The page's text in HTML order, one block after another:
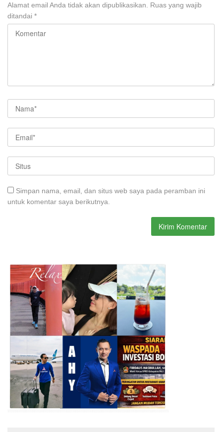
Alamat email Anda tidak akan dipublikasikan.
Ruas yang wajib
ditandai *
Simpan nama, email, dan situs web saya pada peramban ini
untuk komentar saya berikutnya.